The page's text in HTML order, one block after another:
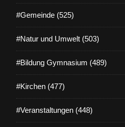
#Gemeinde (525)
#Natur und Umwelt (503)
#Bildung Gymnasium (489)
#Kirchen (477)
#Veranstaltungen (448)